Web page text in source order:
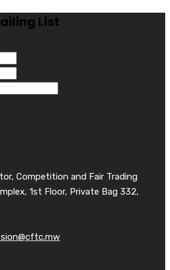
List
Competition and Fair Trading
1st Floor, Private Bag 332,